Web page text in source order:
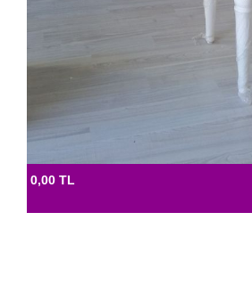
0,00 TL